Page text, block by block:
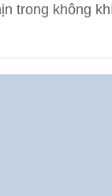
trong không